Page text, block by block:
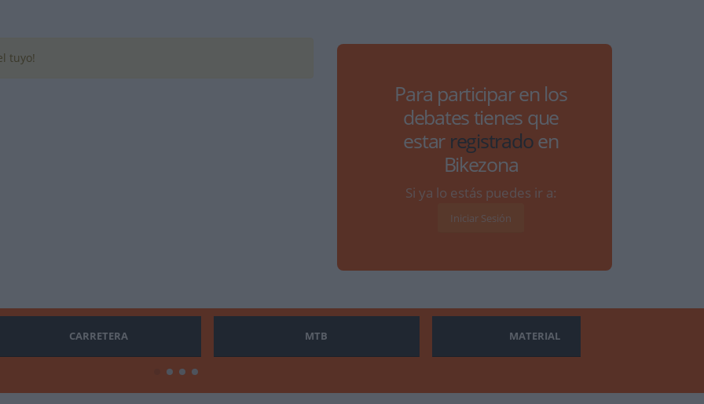
tuyo!
Para participar en los
debates tienes que
estar registradoen
Bikezona
Si ya lo estás puedes ir a:
Iniciar Sesión
CARRETERA MTB MATERIAL